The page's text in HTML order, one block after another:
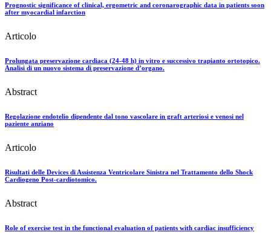
Prognostic significance of clinical, ergometric and coronarographic data in patients soon
after myocardial infarction
Articolo
Prolungata preservazione cardiaca (24-48 h) in vitro e successivo trapianto ortotopico.
Analisi di un nuovo sistema di preservazione d’organo.
Abstract
Regolazione endotelio dipendente dal tono vascolare in graft arteriosi e venosi nel
paziente anziano
Articolo
Risultati delle Devices di Assistenza Ventricolare Sinistra nel Trattamento dello Shock
Cardiogeno Post-cardiotomico.
Abstract
Role of exercise test in the functional evaluation of patients with cardiac insufficiency